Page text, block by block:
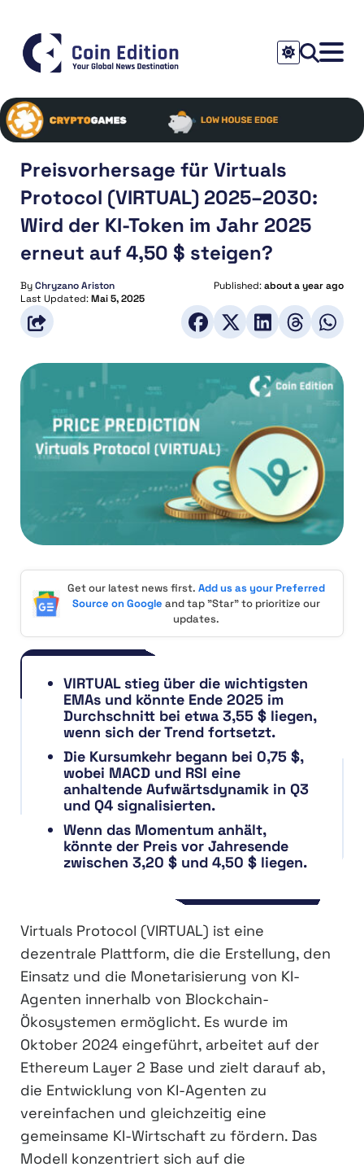
Preisvorhersage für Virtuals
Protocol (VIRTUAL) 2025–2030:
Wird der KI-Token im Jahr 2025
erneut auf 4,50 $ steigen?
ByChryzano Ariston Published:about a year ago
Last Updated:Mai 5, 2025
Get our latest news first. Add us as your Preferred
Source on Google and tap "Star" to prioritize our
updates.
VIRTUAL stieg über die wichtigsten
EMAs und könnte Ende 2025 im
Durchschnitt bei etwa 3,55 $ liegen,
wenn sich der Trend fortsetzt.
Die Kursumkehr begann bei 0,75 $,
wobei MACD und RSI eine
anhaltende Aufwärtsdynamik in Q3
und Q4 signalisierten.
Wenn das Momentum anhält,
könnte der Preis vor Jahresende
zwischen 3,20 $ und 4,50 $ liegen.
Virtuals Protocol (VIRTUAL) ist eine
dezentrale Plattform, die die Erstellung, den
Einsatz und die Monetarisierung von KI-
Agenten innerhalb von Blockchain-
Ökosystemen ermöglicht. Es wurde im
Oktober 2024 eingeführt, arbeitet auf der
Ethereum Layer 2 Base und zielt darauf ab,
die Entwicklung von KI-Agenten zu
vereinfachen und gleichzeitig eine
gemeinsame KI-Wirtschaft zu fördern. Das
Modell konzentriert sich auf die